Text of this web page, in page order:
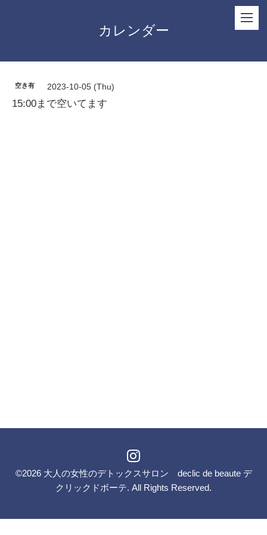
カレンダー
空き有 2023-10-05 (Thu)
15:00まで空いてます
©2026 大人の女性のデトックスサロン declic de beaute デ
クリックドボーテ. All Rights Reserved.